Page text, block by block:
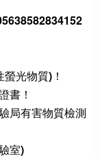
光物質)！
書！
局有害物質檢測
室)